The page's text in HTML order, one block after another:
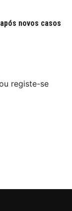
novos casos
registe-se